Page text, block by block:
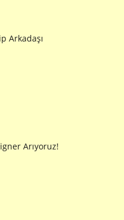
Arkadaşı
Arıyoruz!